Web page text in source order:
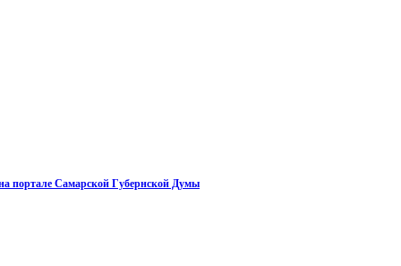
портале Самарской Губернской Думы